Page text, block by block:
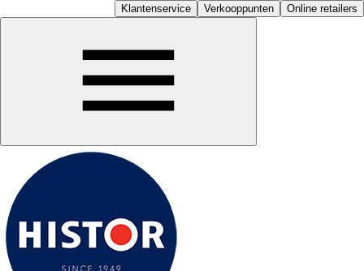
Klantenservice Verkooppunten Online retailers